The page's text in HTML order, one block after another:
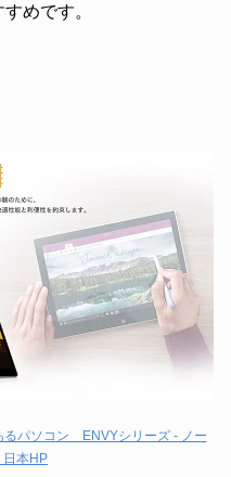
めです。
るパソコン ENVYシリーズ - ノー
日本HP